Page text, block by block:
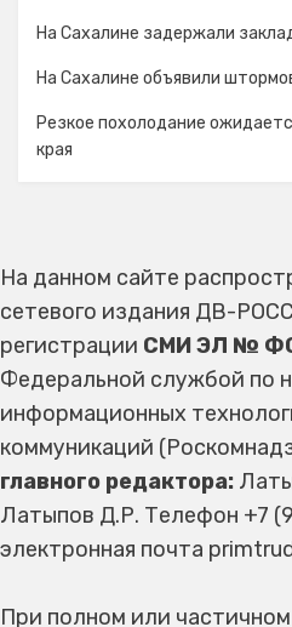
На Сахалине задержали
На Сахалине объявили
Резкое похолодание
края
На данном сайте
сетевого издания ДВ-
регистрации СМИ ЭЛ №
Федеральной службой по
информационных
коммуникаций
главного редактора:
Латыпов Д.Р. Телефон +7
электронная почта
При полном или